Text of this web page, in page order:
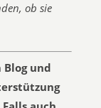
ob sie
und